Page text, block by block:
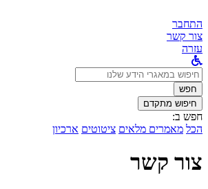
התחבר
צור קשר
עזרה
לחפש
ב:חפש
חיפוש מתקדם
חפש ב:
הכל מאמרים מלאים ציטוטים ארכיון
צור קשר